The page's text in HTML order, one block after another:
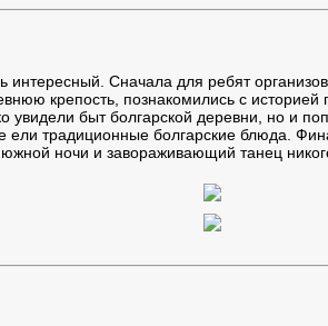
интересный. Сначала для ребят
крепость, познакомились с
увидели быт болгарской деревни, но и
ели традиционные болгарские блюда.
ночи и завораживающий танец